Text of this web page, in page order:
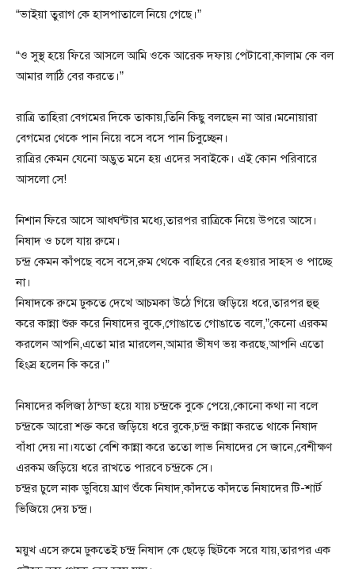
“ভাইয়া তুরাগ কে হাসপাতালে নিয়ে গেছে।”
“ও সুস্থ হয়ে ফিরে আসলে আমি ওকে আরেক দফায় পেটাবো,কালাম কে বল
আমার লাঠি বের করতে।”
রাত্রি তাহিরা বেগমের দিকে তাকায়,তিনি কিছু বলছেন না আর।মনোয়ারা
বেগমের থেকে পান নিয়ে বসে বসে পান চিবুচ্ছেন।
রাত্রির কেমন যেনো অদ্ভুত মনে হয় এদের সবাইকে। এই কোন পরিবারে
আসলো সে!
নিশান ফিরে আসে আধঘন্টার মধ্যে,তারপর রাত্রিকে নিয়ে উপরে আসে।
নিষাদ ও চলে যায় রুমে।
চন্দ্র কেমন কাঁপছে বসে বসে,রুম থেকে বাহিরে বের হওয়ার সাহস ও পাচ্ছে
না।
নিষাদকে রুমে ঢুকতে দেখে আচমকা উঠে গিয়ে জড়িয়ে ধরে,তারপর হুহু
করে কান্না শুরু করে নিষাদের বুকে,গোঙাতে গোঙাতে বলে,”কেনো এরকম
করলেন আপনি,এতো মার মারলেন,আমার ভীষণ ভয় করছে,আপনি এতো
হিংস্র হলেন কি করে।”
নিষাদের কলিজা ঠান্ডা হয়ে যায় চন্দ্রকে বুকে পেয়ে,কোনো কথা না বলে
চন্দ্রকে আরো শক্ত করে জড়িয়ে ধরে বুকে,চন্দ্র কান্না করতে থাকে নিষাদ
বাঁধা দেয় না।যতো বেশি কান্না করে ততো লাভ নিষাদের সে জানে,বেশীক্ষণ
এরকম জড়িয়ে ধরে রাখতে পারবে চন্দ্রকে সে।
চন্দ্রর চুলে নাক ডুবিয়ে ঘ্রাণ শুঁকে নিষাদ,কাঁদতে কাঁদতে নিষাদের টি-শার্ট
ভিজিয়ে দেয় চন্দ্র।
ময়ুখ এসে রুমে ঢুকতেই চন্দ্র নিষাদ কে ছেড়ে ছিটকে সরে যায়,তারপর এক